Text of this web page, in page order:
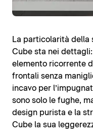
La particolarità della
Cube sta nei
elemento ricorrente
frontali senza
incavo per
sono solo le fughe,
design purista e la
Cube la sua